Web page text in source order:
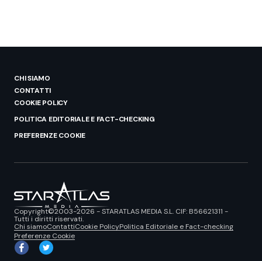
CHI SIAMO
CONTATTI
COOKIE POLICY
POLITICA EDITORIALE E FACT-CHECKING
PREFERENZE COOKIE
Copyright©2003-2026 - STARATLAS MEDIA S.L. CIF: B56621311 -
Tutti i diritti riservati.
Chi siamoContattiCookie PolicyPolitica Editoriale e Fact-checking
Preferenze Cookie